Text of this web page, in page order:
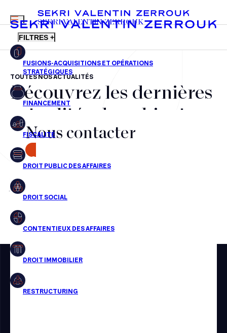
FR EN
MENU
SEKRI VALENTIN ZERROUK
FILTRES +
Fusions-acquisitions et opérations stratégiques
Financement
Fiscalité
Droit public des affaires
Droit social
Droit immobilier
Restructuring
TOUTES NOS ACTUALITÉS
Découvrez les dernières
actualités du cabinet,
nos récompenses et nos
transactions, jour après
jour
Aucun résultats pour cette recherche
Nous contacter